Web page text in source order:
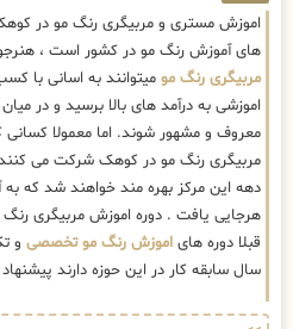
اموزش مستری و مربیگری رنگ مو در
های آموزش رنگ مو در کشور است ،
مربیگری رنگ مو میتوانند به اسانی با
اموزشی به درآمد های بالا برسید و در
معروف و مشهور شوند. اما معمولا
مربیگری رنگ مو در کوهک شرکت می کنند
دهه این مرکز بهره مند خواهند شد که به
هرجایی یافت . دوره اموزش مربیگری رنگ
قبلا دوره های اموزش رنگ مو تخصصی
سال سابقه کار در این حوزه دارند